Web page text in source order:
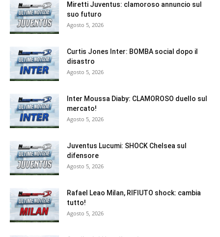
Miretti Juventus: clamoroso annuncio sul
suo futuro
Agosto 5, 2026
Curtis Jones Inter: BOMBA social dopo il
disastro
Agosto 5, 2026
Inter Moussa Diaby: CLAMOROSO duello sul
mercato!
Agosto 5, 2026
Juventus Lucumi: SHOCK Chelsea sul
difensore
Agosto 5, 2026
Rafael Leao Milan, RIFIUTO shock: cambia
tutto!
Agosto 5, 2026